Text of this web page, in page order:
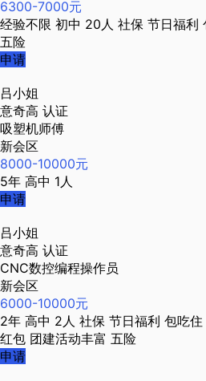
6300-7000元
经验不限 初中 20人 社保 节日福利
五险
申请
吕小姐
意奇高 认证
吸塑机师傅
新会区
8000-10000元
5年 高中 1人
申请
吕小姐
意奇高 认证
CNC数控编程操作员
新会区
6000-10000元
2年 高中 2人 社保 节日福利 包吃住
红包 团建活动丰富 五险
申请